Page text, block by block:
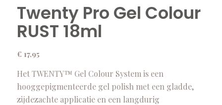
Twenty Pro Gel Colour
RUST 18ml
€ 17,95
Het TWENTY™ Gel Colour System is een
hooggepigmenteerde gel polish met een gladde,
zijdezachte applicatie en een langdurig